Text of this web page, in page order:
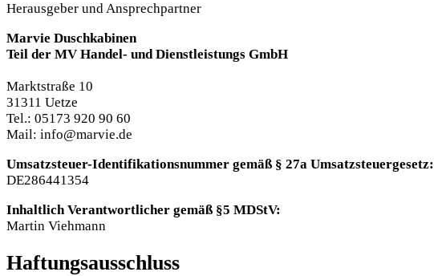
Herausgeber und Ansprechpartner
Marvie Duschkabinen
Teil der MV Handel- und Dienstleistungs GmbH
Marktstraße 10
31311 Uetze
Tel.: 05173 920 90 60
Mail: info@marvie.de
Umsatzsteuer-Identifikationsnummer gemäß § 27a Umsatzsteuergesetz:
DE286441354
Inhaltlich Verantwortlicher gemäß §5 MDStV:
Martin Viehmann
Haftungsausschluss